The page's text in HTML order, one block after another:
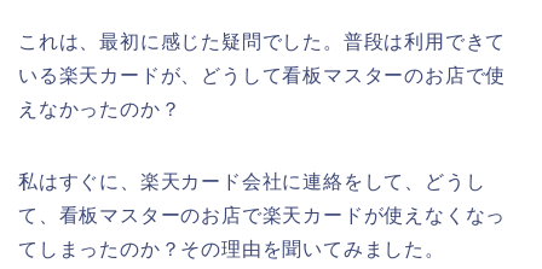
これは、最初に感じた疑問でした。普段は利用できて
いる楽天カードが、どうして看板マスターのお店で使
えなかったのか？
私はすぐに、楽天カード会社に連絡をして、どうし
て、看板マスターのお店で楽天カードが使えなくなっ
てしまったのか？その理由を聞いてみました。